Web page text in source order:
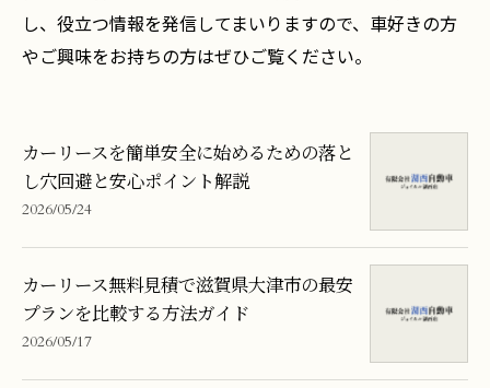
し、役立つ情報を発信してまいりますので、車好きの方
やご興味をお持ちの方はぜひご覧ください。
カーリースを簡単安全に始めるための落と
し穴回避と安心ポイント解説
2026/05/24
カーリース無料見積で滋賀県大津市の最安
プランを比較する方法ガイド
2026/05/17